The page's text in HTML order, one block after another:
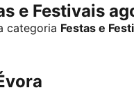
e Festivais
categoria Festas e